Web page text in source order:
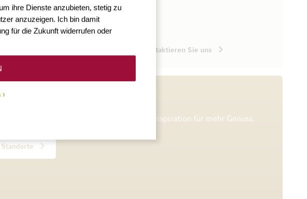
ihre Dienste anzubieten, stetig zu
anzuzeigen. Ich bin damit
für die Zukunft widerrufen oder
Kontaktieren Sie uns
Beratung, tägliche Verkostungen und Inspiration für mehr Genuss.